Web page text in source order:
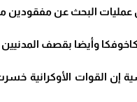
عن مفقودين ما زالت مستمرة
وأيضا بقصف المدنيين
خسرت 9 دبابات، بينها 4 من طراز